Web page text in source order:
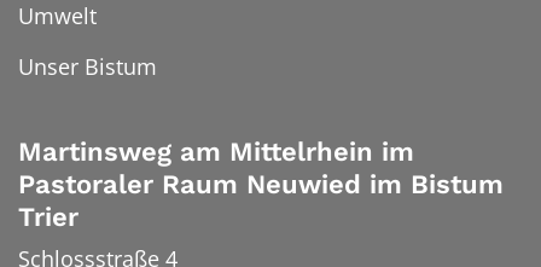
Umwelt
Unser Bistum
Martinsweg am Mittelrhein im
Pastoraler Raum Neuwied im Bistum
Trier
Schlossstraße 4